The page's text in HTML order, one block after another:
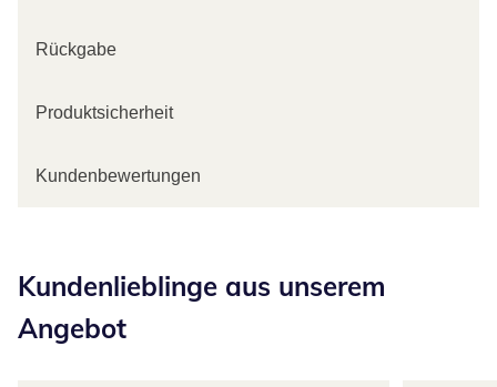
Rückgabe
Produktsicherheit
Kundenbewertungen
Kundenlieblinge aus unserem
Angebot